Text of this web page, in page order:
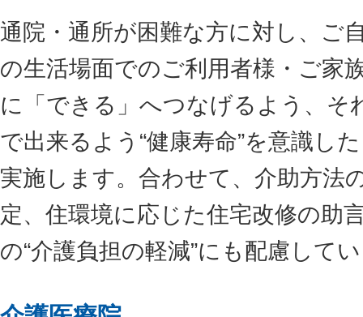
通院・通所が困難な方に対し、ご
の生活場面でのご利用者様・ご家
に「できる」へつなげるよう、そ
で出来るよう“健康寿命”を意識し
実施します。合わせて、介助方法
定、住環境に応じた住宅改修の助
の“介護負担の軽減”にも配慮して